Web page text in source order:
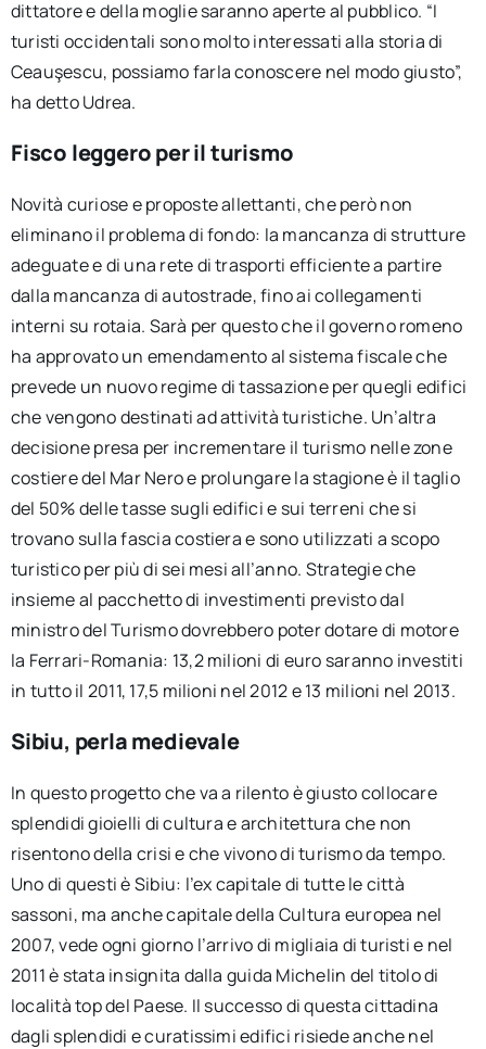
dittatore e della moglie saranno aperte al pubblico. “I
turisti occidentali sono molto interessati alla storia di
Ceauşescu, possiamo farla conoscere nel modo giusto”,
ha detto Udrea.
Fisco leggero per il turismo
Novità curiose e proposte allettanti, che però non
eliminano il problema di fondo: la mancanza di strutture
adeguate e di una rete di trasporti efficiente a partire
dalla mancanza di autostrade, fino ai collegamenti
interni su rotaia. Sarà per questo che il governo romeno
ha approvato un emendamento al sistema fiscale che
prevede un nuovo regime di tassazione per quegli edifici
che vengono destinati ad attività turistiche. Un’altra
decisione presa per incrementare il turismo nelle zone
costiere del Mar Nero e prolungare la stagione è il taglio
del 50% delle tasse sugli edifici e sui terreni che si
trovano sulla fascia costiera e sono utilizzati a scopo
turistico per più di sei mesi all’anno. Strategie che
insieme al pacchetto di investimenti previsto dal
ministro del Turismo dovrebbero poter dotare di motore
la Ferrari-Romania: 13,2 milioni di euro saranno investiti
in tutto il 2011, 17,5 milioni nel 2012 e 13 milioni nel 2013.
Sibiu, perla medievale
In questo progetto che va a rilento è giusto collocare
splendidi gioielli di cultura e architettura che non
risentono della crisi e che vivono di turismo da tempo.
Uno di questi è Sibiu: l’ex capitale di tutte le città
sassoni, ma anche capitale della Cultura europea nel
2007, vede ogni giorno l’arrivo di migliaia di turisti e nel
2011 è stata insignita dalla guida Michelin del titolo di
località top del Paese. Il successo di questa cittadina
dagli splendidi e curatissimi edifici risiede anche nel